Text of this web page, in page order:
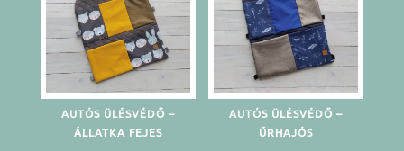
AUTÓS ÜLÉSVÉDŐ –
ÁLLATKA FEJES
AUTÓS ÜLÉSVÉDŐ –
ŰRHAJÓS